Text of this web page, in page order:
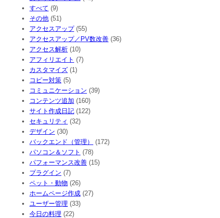
すべて (9)
その他 (51)
アクセスアップ(55)
アクセスアップ／PV数改善 (36)
アクセス解析 (10)
アフィリエイト (7)
カスタマイズ (1)
コピー対策 (5)
コミュニケーション (39)
コンテンツ追加 (160)
サイト作成日記 (122)
セキュリティ (32)
デザイン (30)
バックエンド（管理）
(172)
パソコン＆ソフト (78)
パフォーマンス改善 (15)
プラグイン (7)
ペット・動物 (26)
ホームページ作成 (27)
ユーザー管理 (33)
今日の料理 (22)